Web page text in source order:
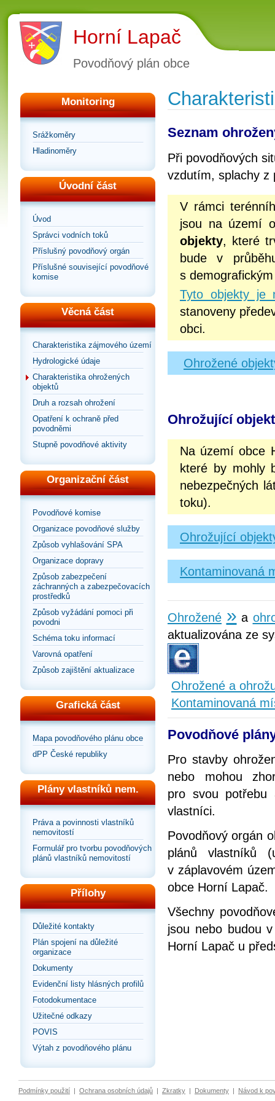
Horní Lapač
Povodňový plán obce
Monitoring
Srážkoměry
Hladinoměry
Úvodní část
Úvod
Správci vodních toků
Příslušný povodňový orgán
Příslušné související povodňové
komise
Věcná část
Charakteristika zájmového území
Hydrologické údaje
Charakteristika ohrožených
objektů
Druh a rozsah ohrožení
Opatření k ochraně před
povodněmi
Stupně povodňové aktivity
Organizační část
Povodňové komise
Organizace povodňové služby
Způsob vyhlašování SPA
Organizace dopravy
Způsob zabezpečení
záchranných a zabezpečovacích
prostředků
Způsob vyžádání pomoci při
povodni
Schéma toku informací
Varovná opatření
Způsob zajištění aktualizace
Grafická část
Mapa povodňového plánu obce
dPP České republiky
Plány vlastníků nem.
Práva a povinnosti vlastníků
nemovitostí
Formulář pro tvorbu povodňových
plánů vlastníků nemovitostí
Přílohy
Důležité kontakty
Plán spojení na důležité
organizace
Dokumenty
Evidenční listy hlásných profilů
Fotodokumentace
Užitečné odkazy
POVIS
Výtah z povodňového plánu
Seznam
Při povodňových
vzdutím, splachy z
V rámci
jsou na území
objekty, které
bude v
s
Tyto objekty je
stanoveny
obci.
Ohrožené
Ohrožující
Na území obce
které by mohly
nebezpečných
toku).
Ohrožující
Kontaminovaná
Ohrožené » a
aktualizována ze
Ohrožené a
Kontaminovaná
Povodňové
Pro stavby
nebo mohou
pro svou potřebu
vlastníci.
Povodňový orgán
plánů vlastníků
v záplavovém
obce Horní Lapač.
Všechny
jsou nebo budou
Horní Lapač u
Podmínky použití | Ochrana osobních údajů | Zkratky | Dokumenty | Návod k